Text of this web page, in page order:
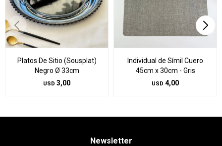
Platos De Sitio (Sousplat)
Negro Ø 33cm
USD 3,00
Individual de Símil Cuero
45cm x 30cm - Gris
USD 4,00
Newsletter